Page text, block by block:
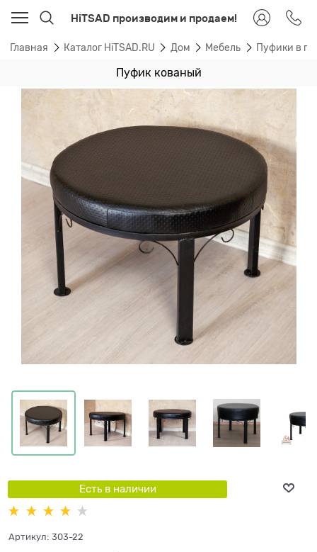
HiTSAD производим и продаем!
Главная Каталог HiTSAD.RU Дом Мебель Пуфики в
Пуфик кованый
Есть в наличии
Артикул: 303-22